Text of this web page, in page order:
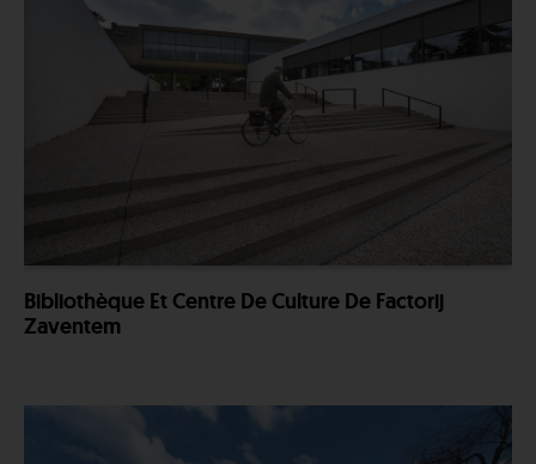
Bibliothèque Et Centre De Culture De Factorij
Zaventem